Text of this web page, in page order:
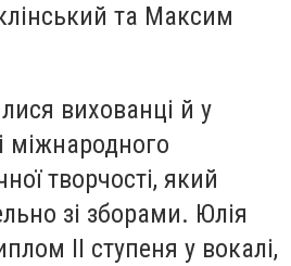
та Максим
вихованці й у
міжнародного
творчості, який
зі зборами. Юлія
ІІ ступеня у вокалі,